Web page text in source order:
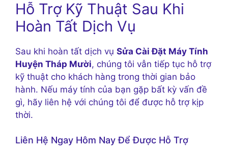
Hỗ Trợ Kỹ Thuật Sau Khi
Hoàn Tất Dịch Vụ
Sau khi hoàn tất dịch vụ Sửa Cài Đặt Máy Tính
Huyện Tháp Mười, chúng tôi vẫn tiếp tục hỗ trợ
kỹ thuật cho khách hàng trong thời gian bảo
hành. Nếu máy tính của bạn gặp bất kỳ vấn đề
gì, hãy liên hệ với chúng tôi để được hỗ trợ kịp
thời.
Liên Hệ Ngay Hôm Nay Để Được Hỗ Trợ